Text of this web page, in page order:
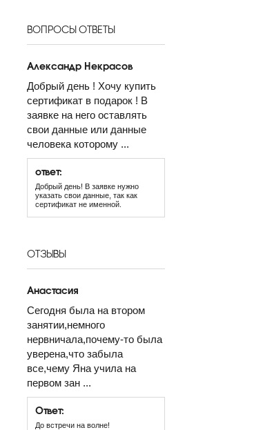
ВОПРОСЫ ОТВЕТЫ
Александр Некрасов
Добрый день ! Хочу купить
сертификат в подарок ! В
заявке на него оставлять
свои данные или данные
человека которому ...
ответ:
Добрый день! В заявке нужно
указать свои данные, так как
сертификат не именной.
ОТЗЫВЫ
Анастасия
Сегодня была на втором
занятии,немного
нервничала,почему-то была
уверена,что забыла
все,чему Яна учила на
первом зан ...
Ответ:
До встречи на волне!